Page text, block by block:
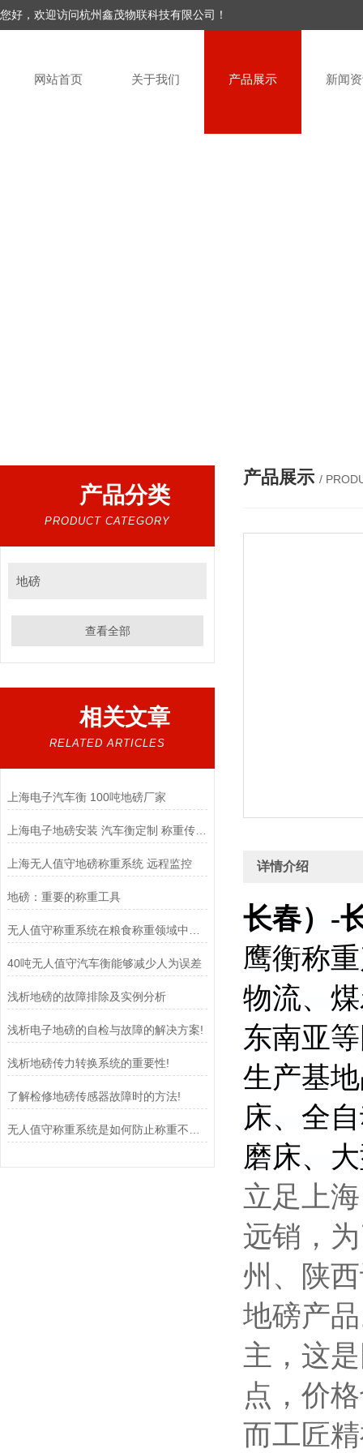
您好，欢迎访问杭州鑫茂物联科技有限公司！
网站首页 关于我们 产品展示 新闻
产品分类
PRODUCT CATEGORY
地磅
查看全部
相关文章
RELATED ARTICLES
上海电子汽车衡 100吨地磅厂家
上海电子地磅安装 汽车衡定制 称重传感器
上海无人值守地磅称重系统 远程监控
地磅：重要的称重工具
40吨无人值守汽车衡能够减少人为误差
浅析地磅的故障排除及实例分析
浅析电子地磅的自检与故障的解决方案!
浅析地磅传力转换系统的重要性!
了解检修地磅传感器故障时的方法!
产品展示 /
详情介绍
长春）-
鹰衡称
物流、
东南亚
生产基
床、全
磨床、
立足上
远销，
州、陕
地磅产
主，这
点，价
而工匠